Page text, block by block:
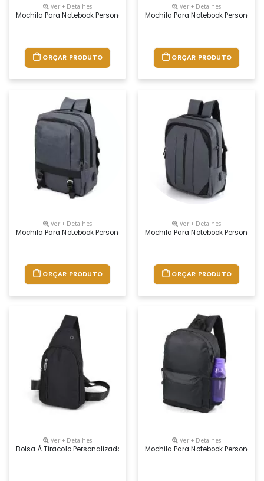
Ver + Detalhes
Mochila Para Notebook Personalizada
ORÇAR PRODUTO
Ver + Detalhes
Mochila Para Notebook
ORÇAR PRODUTO
Ver + Detalhes
Mochila Para Notebook Personalizada
ORÇAR PRODUTO
Ver + Detalhes
Mochila Para Notebook
ORÇAR PRODUTO
Ver + Detalhes
Bolsa À Tiracolo Personalizada
Ver + Detalhes
Mochila Para Notebook